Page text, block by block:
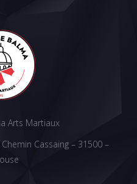
Arts Martiaux
Cassaing – 31500 –